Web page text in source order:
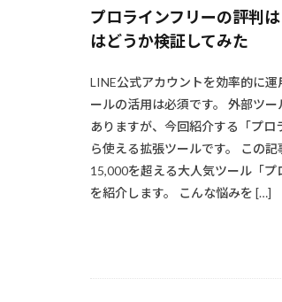
プロラインフリーの評判
はどうか検証してみた
LINE公式アカウントを効率的に
ールの活用は必須です。 外部ツ
ありますが、今回紹介する「プ
ら使える拡張ツールです。 この
15,000を超える大人気ツール「
を紹介します。 こんな悩みを […]